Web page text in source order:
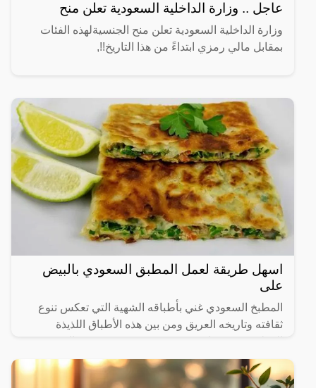
عاجل .. وزارة الداخلية السعودية تعلن منح
وزارة الداخلية السعودية تعلن منح الجنسيةلهذه الفئات
بمقابل مالي رمزي ابتداءً من هذا التاريخ!!,
اسهل طريقة لعمل المطبق السعودي بالبيض
على
المطبخ السعودي غني بأطباقه الشهية التي تعكس تنوع
ثقافته وتاريخه العريق ومن بين هذه الأطباق اللذيذة
واللحم المفروم